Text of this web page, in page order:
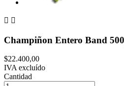
 
Champiñon Entero Band
$22.400,00
IVA excluído
Cantidad